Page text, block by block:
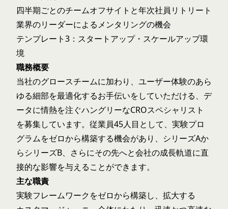
四半期ごとのチームオフサイトと年次社員リトリート
業界のリーダーによるメンタリングの機会
テンプレート3：スタートアップ・スケールアップ環
境
職務概要
当社のグロースチームに加わり、ユーザー体験のあら
ゆる細部を最適化するお手伝いをしていただける、デ
ータに情熱を注ぐハングリーなCROスペシャリスト
を募集しています。従業員45人目として、実験プロ
グラムをゼロから構築する機会があり、シリーズAか
らシリーズB、さらにその先へと会社の成長軌道に直
接的な影響を与えることができます。
主な職責
実験フレームワークをゼロから構築し、拡大する